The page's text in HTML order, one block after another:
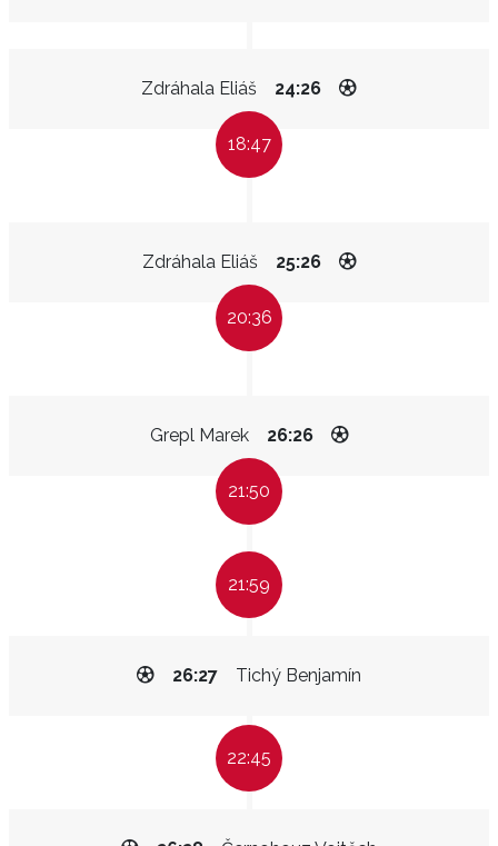
Zdráhala Eliáš 24:26
18:47
Zdráhala Eliáš 25:26
20:36
Grepl Marek 26:26
21:50
21:59
Tichý Benjamín
26:27
22:45